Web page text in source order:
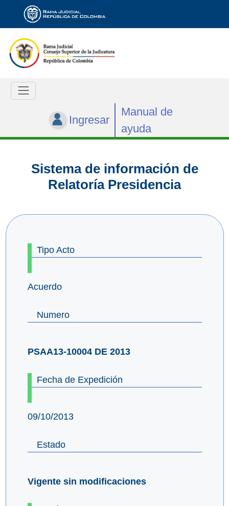
Ingresar
Manual de
ayuda
Sistema de información de
Relatoría Presidencia
Tipo Acto
Acuerdo
Numero
PSAA13-10004 DE 2013
Fecha de Expedición
09/10/2013
Estado
Vigente sin modificaciones